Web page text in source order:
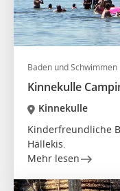
Baden und Schwimmen
Kinnekulle
Kinnekulle
Kinderfreundliche
Hällekis.
Mehr lesen